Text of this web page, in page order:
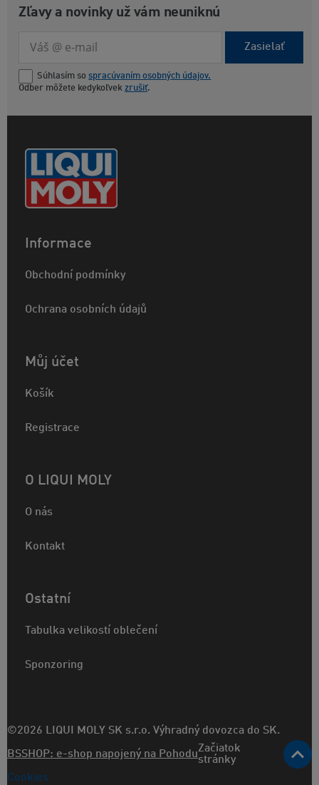
Zľavy a novinky už vám neuniknú
Zasielať
Súhlasím so spracúvaním osobných údajov.
Odber môžete kedykoľvek zrušiť.
Informace
Obchodní podmínky
Ochrana osobních údajů
Můj účet
Košík
Registrace
O LIQUI MOLY
O nás
Kontakt
Ostatní
Tabulka velikostí oblečení
Sponzoring
©2026 LIQUI MOLY SK s.r.o. Výhradný dovozca do SK.
BSSHOP: e-shop napojený na PohoduZačiatok
stránky
Cookies